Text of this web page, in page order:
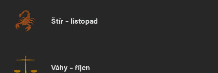
Štír – listopad
Váhy – říjen